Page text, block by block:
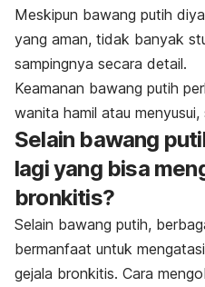
Meskipun bawang putih
yang aman, tidak banyak
sampingnya secara detail.
Keamanan bawang putih
wanita hamil atau
Selain bawang
lagi yang bisa
bronkitis?
Selain bawang putih,
bermanfaat untuk
gejala bronkitis. Cara